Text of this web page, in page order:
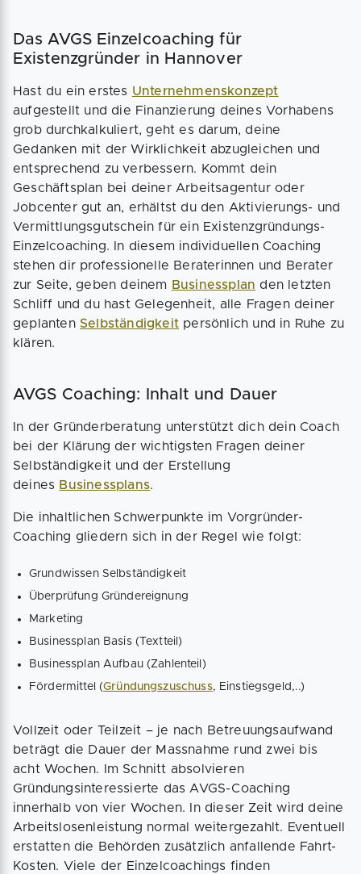
Das AVGS Einzelcoaching für
Existenzgründer in Hannover
Hast du ein erstes Unternehmenskonzept
aufgestellt und die Finanzierung deines Vorhabens
grob durchkalkuliert, geht es darum, deine
Gedanken mit der Wirklichkeit abzugleichen und
entsprechend zu verbessern. Kommt dein
Geschäftsplan bei deiner Arbeitsagentur oder
Jobcenter gut an, erhältst du den Aktivierungs- und
Vermittlungsgutschein für ein Existenzgründungs-
Einzelcoaching. In diesem individuellen Coaching
stehen dir professionelle Beraterinnen und Berater
zur Seite, geben deinem
Businessplan den letzten
Schliff und du hast Gelegenheit, alle Fragen deiner
geplanten Selbständigkeit persönlich und in Ruhe zu
klären.
AVGS Coaching: Inhalt und Dauer
In der Gründerberatung unterstützt dich dein Coach
bei der Klärung der wichtigsten Fragen deiner
Selbständigkeit und der Erstellung
deines Businessplans.
Die inhaltlichen Schwerpunkte im Vorgründer-
Coaching gliedern sich in der Regel wie folgt:
Grundwissen Selbständigkeit
Überprüfung Gründereignung
Marketing
Businessplan Basis (Textteil)
Businessplan Aufbau (Zahlenteil)
Fördermittel (Gründungszuschuss, Einstiegsgeld,..)
Vollzeit oder Teilzeit – je nach Betreuungsaufwand
beträgt die Dauer der Massnahme rund zwei bis
acht Wochen. Im Schnitt absolvieren
Gründungsinteressierte das AVGS-Coaching
innerhalb von vier Wochen. In dieser Zeit wird deine
Arbeitslosenleistung normal weitergezahlt. Eventuell
erstatten die Behörden zusätzlich anfallende Fahrt-
Kosten. Viele der Einzelcoachings finden